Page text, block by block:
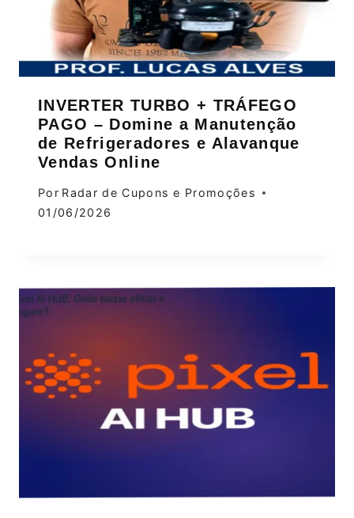
INVERTER TURBO + TRÁFEGO
PAGO – Domine a Manutenção
de Refrigeradores e Alavanque
Vendas Online
Por Radar de Cupons e Promoções
01/06/2026